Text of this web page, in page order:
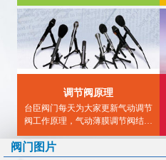
品、燃气等领域。内页详细介绍气
动调节阀使用案例、气动三通调节
阀工程案例、气动单座调节阀图
片、应用案例等供大家参考。
调节阀原理
台臣阀门每天为大家更新气动调节
阀工作原理，气动薄膜调节阀结构
图，气动三通调节阀接线图,精小
型气动调节阀型号选型等知识...
阀门图片